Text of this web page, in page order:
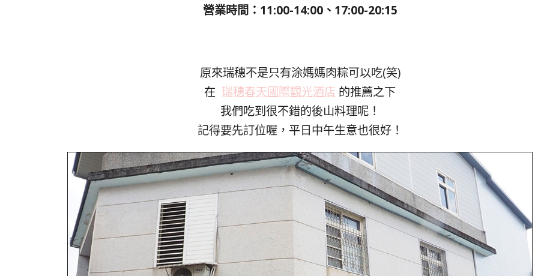
營業時間：11:00-14:00、17:00-20:15
原來瑞穗不是只有涂媽媽肉粽可以吃(笑)
在 瑞穗春天國際觀光酒店 的推薦之下
我們吃到很不錯的後山料理呢！
記得要先訂位喔，平日中午生意也很好！